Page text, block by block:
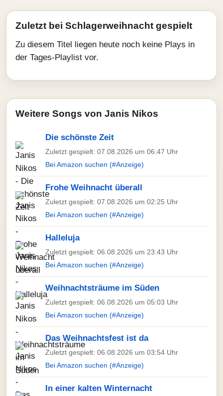
Zuletzt bei Schlagerweihnacht gespielt
Zu diesem Titel liegen heute noch keine Plays in
der Tages-Playlist vor.
Weitere Songs von Janis Nikos
Die schönste Zeit
Zuletzt gespielt: 07.08.2026 um 06:47 Uhr
Bei Amazon suchen (#Anzeige)
Frohe Weihnacht überall
Zuletzt gespielt: 07.08.2026 um 02:25 Uhr
Bei Amazon suchen (#Anzeige)
Halleluja
Zuletzt gespielt: 06.08.2026 um 23:43 Uhr
Bei Amazon suchen (#Anzeige)
Weihnachtsträume im Süden
Zuletzt gespielt: 06.08.2026 um 05:03 Uhr
Bei Amazon suchen (#Anzeige)
Das Weihnachtsfest ist da
Zuletzt gespielt: 06.08.2026 um 03:54 Uhr
Bei Amazon suchen (#Anzeige)
In einer kalten Winternacht